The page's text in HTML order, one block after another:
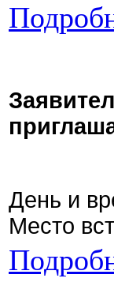
День и
Место